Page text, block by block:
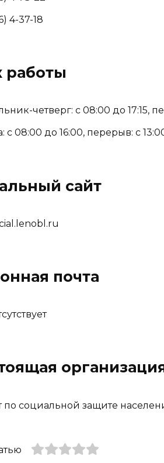
4-37-18
работы
четверг: с 08:00 до 17:15,
с 08:00 до 16:00, перерыв: с
сайт
почта
по социальной защите